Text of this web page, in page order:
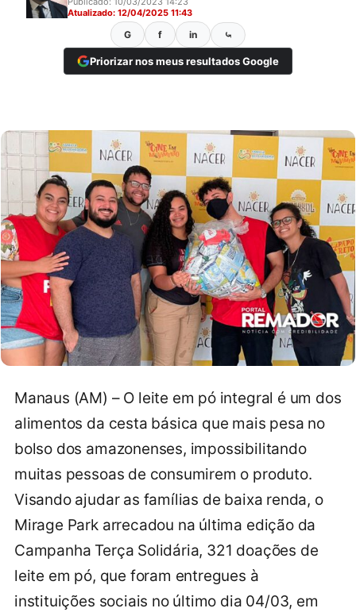
Atualizado: 12/04/2025 11:43
G f in ⤿
Priorizar nos meus resultados Google
Manaus (AM) – O leite em pó integral é um dos
alimentos da cesta básica que mais pesa no
bolso dos amazonenses, impossibilitando
muitas pessoas de consumirem o produto.
Visando ajudar as famílias de baixa renda, o
Mirage Park arrecadou na última edição da
Campanha Terça Solidária, 321 doações de
leite em pó, que foram entregues à
instituições sociais no último dia 04/03, em